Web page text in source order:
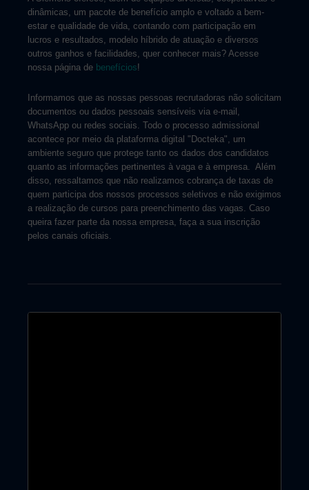
dinâmicas, um pacote de benefício amplo e voltado a bem-
estar e qualidade de vida, contando com participação em
lucros e resultados, modelo híbrido de atuação e diversos
outros ganhos e facilidades, quer conhecer mais? Acesse
nossa página de benefícios!
Informamos que as nossas pessoas recrutadoras não solicitam
documentos ou dados pessoais sensíveis via e-mail,
WhatsApp ou redes sociais. Todo o processo admissional
acontece por meio da plataforma digital "Docteka", um
ambiente seguro que protege tanto os dados dos candidatos
quanto as informações pertinentes à vaga e à empresa. Além
disso, ressaltamos que não realizamos cobrança de taxas de
quem participa dos nossos processos seletivos e não exigimos
a realização de cursos para preenchimento das vagas. Caso
queira fazer parte da nossa empresa, faça a sua inscrição
pelos canais oficiais.